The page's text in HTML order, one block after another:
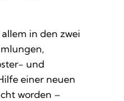
in den zwei
und
einer neuen
worden –